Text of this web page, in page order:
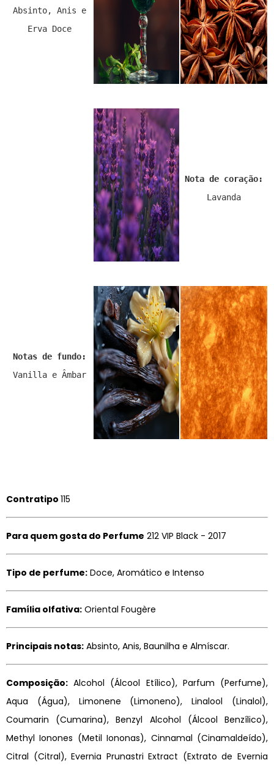
Absinto, Anis e
Erva Doce
Nota de coração:
Lavanda
Notas de fundo:
Vanilla e Âmbar
Contratipo 115
Para quem gosta do Perfume 212 VIP Black - 2017
Tipo de perfume: Doce, Aromático e Intenso
Família olfativa: Oriental Fougère
Principais notas: Absinto, Anis, Baunilha e Almíscar.
Composição: Alcohol (Álcool Etílico), Parfum (Perfume),
Aqua (Água), Limonene (Limoneno), Linalool (Linalol),
Coumarin (Cumarina), Benzyl Alcohol (Álcool Benzílico),
Methyl Ionones (Metil Iononas), Cinnamal (Cinamaldeído),
Citral (Citral), Evernia Prunastri Extract (Extrato de Evernia